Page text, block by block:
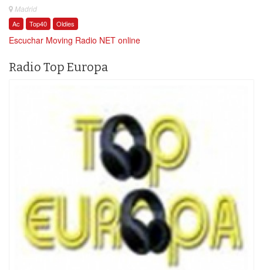
Madrid
Ac Top40 Oldies
Escuchar Moving Radio NET online
Radio Top Europa